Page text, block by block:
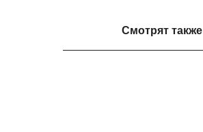
Смотрят также